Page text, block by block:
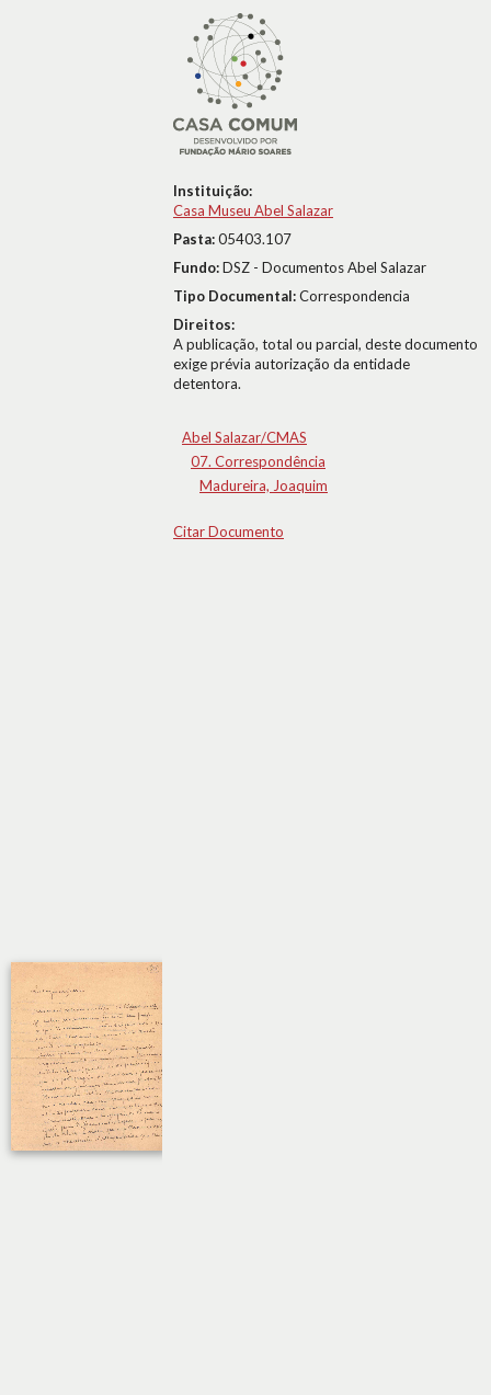
Instituição:
Casa Museu Abel Salazar
Pasta:05403.107
Fundo:DSZ - Documentos Abel Salazar
Tipo Documental:Correspondencia
Direitos:
A publicação, total ou parcial, deste documento
exige prévia autorização da entidade
detentora.
Abel Salazar/CMAS
07. Correspondência
Madureira, Joaquim
Citar Documento